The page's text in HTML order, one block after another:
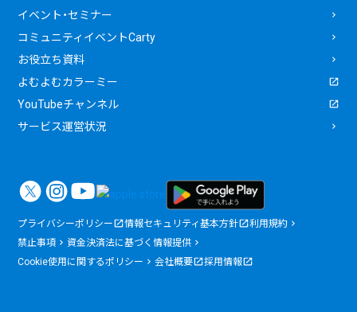
イベント・セミナー
コミュニティイベントCarty
お役立ち資料
よむよむカラーミー
YouTubeチャンネル
サービス運営状況
プライバシーポリシー 情報セキュリティ基本方針
利用規約
禁止事項
資金決済法に基づく情報提供
Cookie使用に関するポリシー
会社概要 採用情報